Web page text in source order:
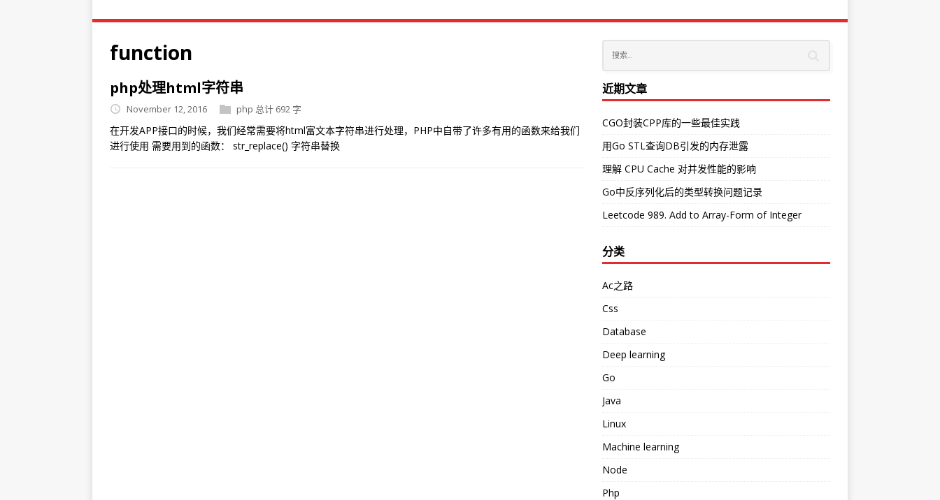
function
php处理html字符串
November 12, 2016 php 总计 692 字
在开发APP接口的时候，我们经常需要将html富文本字符串进行处理，PHP中自带了许多有用的函数来给我们
进行使用 需要用到的函数： str_replace() 字符串替换
近期文章
CGO封装CPP库的一些最佳实践
用Go STL查询DB引发的内存泄露
理解 CPU Cache 对并发性能的影响
Go中反序列化后的类型转换问题记录
Leetcode 989. Add to Array-Form of Integer
分类
Ac之路
Css
Database
Deep learning
Go
Java
Linux
Machine learning
Node
Php